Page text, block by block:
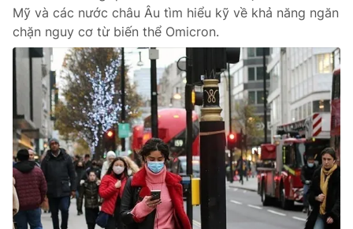
thuận bằng văn bản. Ghi rõ nguồn VTV.vn khi phát hành lại
thông tin từ website này.
Mỹ và các nước châu Âu tìm hiểu kỹ về khả năng ngăn
chặn nguy cơ từ biến thể Omicron.